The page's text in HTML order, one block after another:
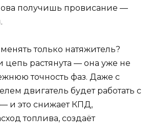
получишь провисание —
только натяжитель?
цепь растянута — она уже не
точность фаз. Даже с
двигатель будет работать с
и это снижает КПД,
топлива, создаёт